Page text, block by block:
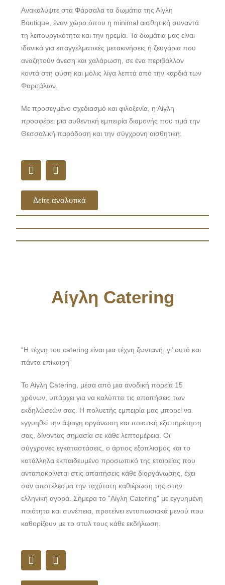
Ανακαλύψτε στα Φάρσαλα τα δωμάτια της Αίγλη
Boutique, έναν χώρο όπου η minimal αισθητική συναντά
τη λειτουργικότητα και την ηρεμία. Τα δωμάτια μας είναι
ιδανικά για επαγγελματικές μετακινήσεις ή ζευγάρια που
αναζητούν άνεση και χαλάρωση, σε ένα περιβάλλον
κοντά στη φύση και μόλις λίγα λεπτά από την καρδιά των
Φαρσάλων.
Με προσεγμένο σχεδιασμό και φιλοξενία, η Αίγλη
προσφέρει μια αυθεντική εμπειρία διαμονής που τιμά την
Θεσσαλική παράδοση και την σύγχρονη αισθητική.
Δείτε αναλυτικά
Αίγλη Catering
“Η τέχνη του catering είναι μια τέχνη ζωντανή, γι’ αυτό και
πάντα επίκαιρη”
Το Αίγλη Catering, μέσα από μια ανοδική πορεία 15
χρόνων, υπάρχει για να καλύπτει τις απαιτήσεις των
εκδηλώσεών σας. Η πολυετής εμπειρία μας μπορεί να
εγγυηθεί την άψογη οργάνωση και ποιοτική εξυπηρέτηση
σας, δίνοντας σημασία σε κάθε λεπτομέρεια. Οι
σύγχρονες εγκαταστάσεις, ο άρτιος εξοπλισμός και το
κατάλληλα εκπαιδευμένο προσωπικό της εταιρείας που
ανταποκρίνεται στις απαιτήσεις κάθε διοργάνωσης, έχει
σαν αποτέλεσμα την ταχύτατη καθιέρωση της στην
ελληνική αγορά. Σήμερα το ”Αίγλη Catering” με εγγυημένη
ποιότητα και συνέπεια, προτείνει εντυπωσιακά μενού που
καθορίζουν με το στυλ τους κάθε εκδήλωση.